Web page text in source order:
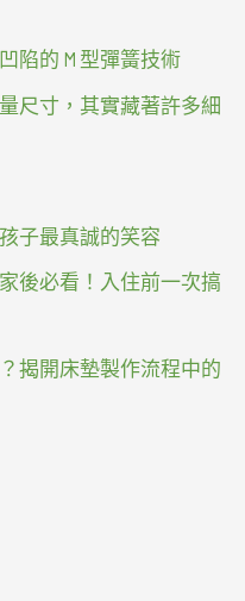
陷的 M 型彈簧技術
尺寸，其實藏著許多細
子最真誠的笑容
後必看！入住前一次搞
揭開床墊製作流程中的